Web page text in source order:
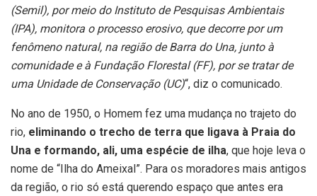
(Semil), por meio do Instituto de Pesquisas Ambientais
(IPA), monitora o processo erosivo, que decorre por um
fenômeno natural, na região de Barra do Una, junto à
comunidade e à Fundação Florestal (FF), por se tratar de
uma Unidade de Conservação (UC)“, diz o comunicado.
No ano de 1950, o Homem fez uma mudança no trajeto do
rio, eliminando o trecho de terra que ligava à Praia do
Una e formando, ali, uma espécie de ilha, que hoje leva o
nome de “Ilha do Ameixal”. Para os moradores mais antigos
da região, o rio só está querendo espaço que antes era